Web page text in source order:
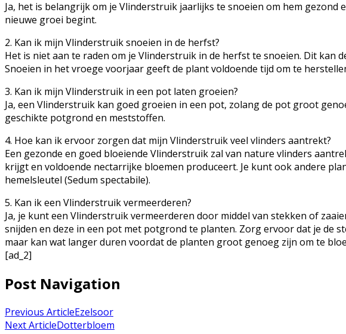
Ja, het is belangrijk om je Vlinderstruik jaarlijks te snoeien om hem
nieuwe groei begint.
2. Kan ik mijn Vlinderstruik snoeien in de herfst?
Het is niet aan te raden om je Vlinderstruik in de herfst te snoeien. Dit
Snoeien in het vroege voorjaar geeft de plant voldoende tijd om te
3. Kan ik mijn Vlinderstruik in een pot laten groeien?
Ja, een Vlinderstruik kan goed groeien in een pot, zolang de pot groot
geschikte potgrond en meststoffen.
4. Hoe kan ik ervoor zorgen dat mijn Vlinderstruik veel vlinders aantrekt?
Een gezonde en goed bloeiende Vlinderstruik zal van nature vlinders
krijgt en voldoende nectarrijke bloemen produceert. Je kunt ook andere
hemelsleutel (Sedum spectabile).
5. Kan ik een Vlinderstruik vermeerderen?
Ja, je kunt een Vlinderstruik vermeerderen door middel van stekken of
snijden en deze in een pot met potgrond te planten. Zorg ervoor dat je de
maar kan wat langer duren voordat de planten groot genoeg zijn om te
[ad_2]
Post Navigation
Previous ArticleEzelsoor
Next ArticleDotterbloem